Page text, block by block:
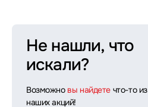
Не нашли, что
искали?
Возможно вы найдете что-то из
наших акций!